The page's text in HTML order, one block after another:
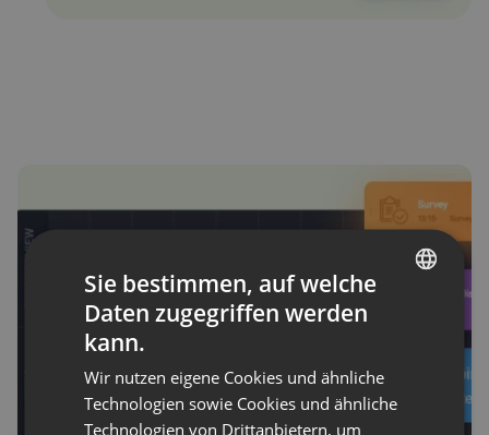
ENGLISH
GERMAN
POLISH
Sie bestimmen, auf welche
Daten zugegriffen werden
kann.
Wir nutzen eigene Cookies und ähnliche
Technologien sowie Cookies und ähnliche
Technologien von Drittanbietern, um